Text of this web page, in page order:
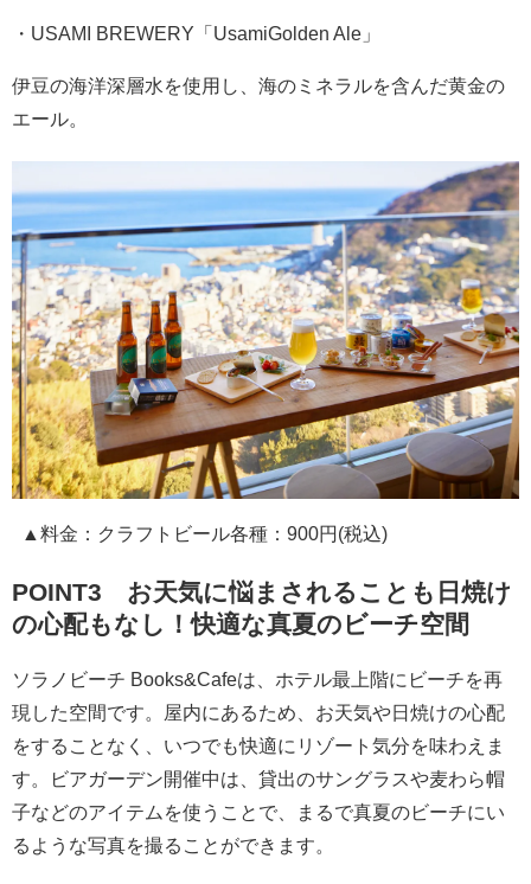
・USAMI BREWERY「UsamiGolden Ale」
伊豆の海洋深層水を使用し、海のミネラルを含んだ黄金の
エール。
▲料金：クラフトビール各種：900円(税込)
POINT3 お天気に悩まされることも日焼け
の心配もなし！快適な真夏のビーチ空間
ソラノビーチ Books&Cafeは、ホテル最上階にビーチを再
現した空間です。屋内にあるため、お天気や日焼けの心配
をすることなく、いつでも快適にリゾート気分を味わえま
す。ビアガーデン開催中は、貸出のサングラスや麦わら帽
子などのアイテムを使うことで、まるで真夏のビーチにい
るような写真を撮ることができます。